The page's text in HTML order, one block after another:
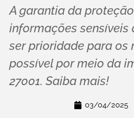
A garantia da
informações sensíveis
ser prioridade para os
possível por meio da
27001. Saiba mais!
03/04/2025